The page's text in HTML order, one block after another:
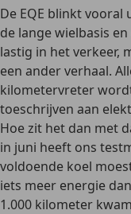
De EQE blinkt vooral
de lange wielbasis
lastig in het verkeer,
een ander verhaal.
kilometervreter
toeschrijven aan
Hoe zit het dan met
in juni heeft ons
voldoende koel
iets meer energie
1.000 kilometer